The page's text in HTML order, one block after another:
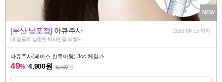
NEW
[부산 남포점] 아큐주사 2026-08-15 까지
내 얼굴의 실종된 턱라인을 되찾자!
아큐주사(페이스 컨투어링) 3cc 체험가
49% 4,900원 9,700원